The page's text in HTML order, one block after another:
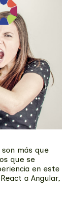
más que
que se
en este
a Angular,